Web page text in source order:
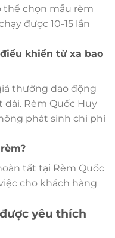
thể chọn mẫu rèm
được 10-15 lần
khiển từ xa bao
thường dao động
Rèm Quốc Huy
phát sinh chi phí
tất tại Rèm Quốc
cho khách hàng
yêu thích